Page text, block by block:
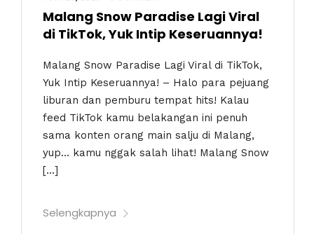
Malang Snow Paradise Lagi Viral
di TikTok, Yuk Intip Keseruannya!
Malang Snow Paradise Lagi Viral di TikTok,
Yuk Intip Keseruannya! – Halo para pejuang
liburan dan pemburu tempat hits! Kalau
feed TikTok kamu belakangan ini penuh
sama konten orang main salju di Malang,
yup… kamu nggak salah lihat! Malang Snow
[…]
Selengkapnya